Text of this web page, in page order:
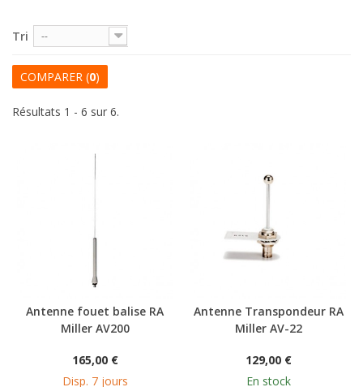
Tri --
COMPARER (0)
Résultats 1 - 6 sur 6.
Antenne fouet balise RA
Miller AV200
165,00 €
Disp. 7 jours
Antenne Transpondeur RA
Miller AV-22
129,00 €
En stock